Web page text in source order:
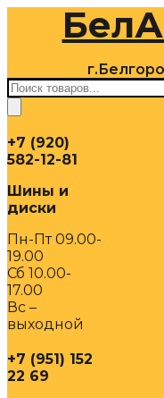
содержимому
Поиск
товаров
+7 (920)
582-12-81
Шины и
диски
Пн-Пт 09.00-
19.00
Сб 10.00-
17.00
Вс –
выходной
+7 (951) 152
22 69